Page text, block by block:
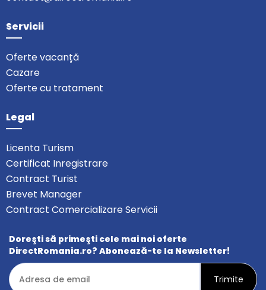
Servicii
Oferte vacanță
Cazare
Oferte cu tratament
Legal
Licenta Turism
Certificat Inregistrare
Contract Turist
Brevet Manager
Contract Comercializare Servicii
Doreşti să primeşti cele mai noi oferte
DirectRomania.ro? Abonează-te la Newsletter!